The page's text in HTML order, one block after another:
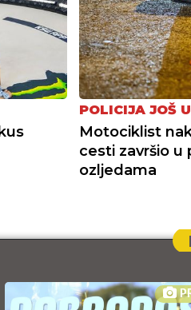
POLICIJA JOŠ
Motociklist
cesti završio u
ozljedama